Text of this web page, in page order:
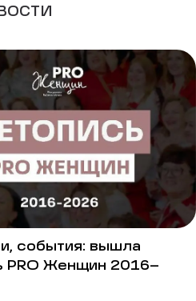
события: вышла
PRO Женщин 2016–